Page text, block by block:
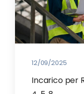
12/09/2025
Incarico per